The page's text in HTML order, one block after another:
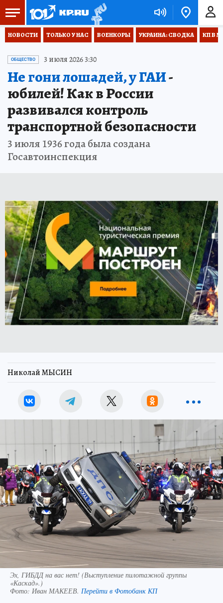
НОВОСТИ ТОЛЬКО У НАС ВОЕНКОРЫ УКРАИНА: СВОДКА КП В
ОБЩЕСТВО 3 июля 2026 3:30
Не гони лошадей, у ГАИ-
юбилей! Как в России
развивался контроль
транспортной безопасности
3 июля 1936 года была создана
Госавтоинспекция
Николай МЫСИН
Эх, ГИБДД на вас нет! (Выступление пилотажной группы
«Каскад».)
Фото: Иван МАКЕЕВ. Перейти в Фотобанк КП